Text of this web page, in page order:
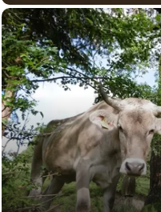
Hüttenurlaub
gemütlichen
genieße die